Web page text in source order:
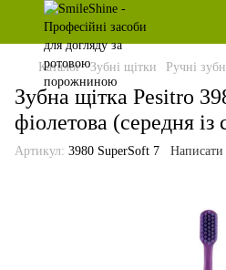
Каталог Зубні щітки Ручні
Зубна щітка Pesitro
фіолетова (середня із
Артикул: 3980 SuperSoft 7 Написати